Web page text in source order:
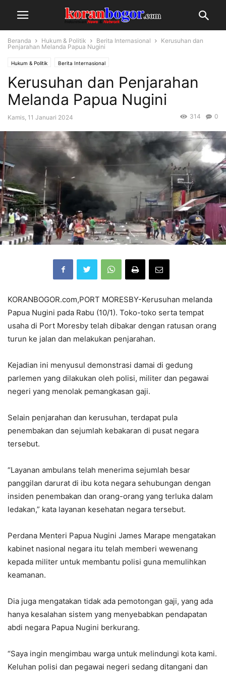
Beranda Hukum & Politik Berita Internasional
Kerusuhan dan
Penjarahan Melanda Papua Nugini
Hukum & Politik Berita Internasional
Kerusuhan dan Penjarahan
Melanda Papua Nugini
Kamis, 11 Januari 2024 0
314
KORANBOGOR.com,PORT MORESBY-Kerusuhan melanda
Papua Nugini pada Rabu (10/1). Toko-toko serta tempat
usaha di Port Moresby telah dibakar dengan ratusan orang
turun ke jalan dan melakukan penjarahan.
Kejadian ini menyusul demonstrasi damai di gedung
parlemen yang dilakukan oleh polisi, militer dan pegawai
negeri yang menolak pemangkasan gaji.
Selain penjarahan dan kerusuhan, terdapat pula
penembakan dan sejumlah kebakaran di pusat negara
tersebut.
“Layanan ambulans telah menerima sejumlah besar
panggilan darurat di ibu kota negara sehubungan dengan
insiden penembakan dan orang-orang yang terluka dalam
ledakan,” kata layanan kesehatan negara tersebut.
Perdana Menteri Papua Nugini James Marape mengatakan
kabinet nasional negara itu telah memberi wewenang
kepada militer untuk membantu polisi guna memulihkan
keamanan.
Dia juga mengatakan tidak ada pemotongan gaji, yang ada
hanya kesalahan sistem yang menyebabkan pendapatan
abdi negara Papua Nugini berkurang.
“Saya ingin mengimbau warga untuk melindungi kota kami.
Keluhan polisi dan pegawai negeri sedang ditangani dan